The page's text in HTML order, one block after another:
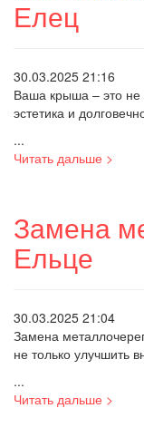
Елец
30.03.2025 21:16
Ваша крыша – это не
эстетика и
...
Читать дальше >
Замена
Ельце
30.03.2025 21:04
Замена
не только улучшить
...
Читать дальше >